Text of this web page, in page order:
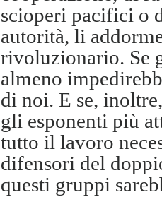
scioperi pacifici o
autorità, li
rivoluzionario. Se
almeno
di noi. E se,
gli esponenti più
tutto il lavoro
difensori del
questi gruppi